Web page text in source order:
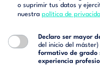
o suprimir tus datos y
nuestra política de
Declaro ser mayor
del inicio del máster)
formativo de grado
experiencia